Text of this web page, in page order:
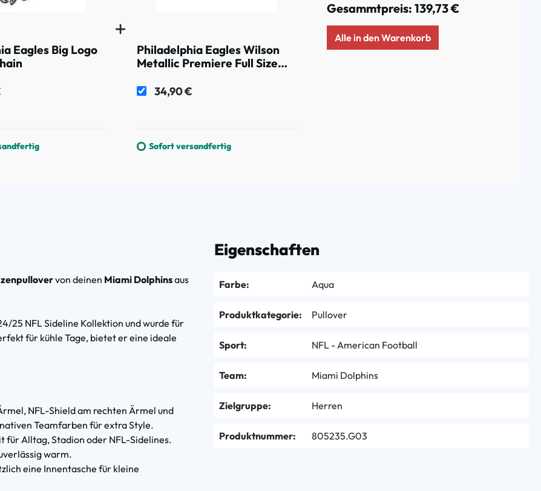
Eagles Big Logo
Philadelphia Eagles Wilson
Metallic Premiere Full Size
34,90 €
Sofort versandfertig
Gesammtpreis:139,73 €
Alle in den Warenkorb
von deinen Miami Dolphinsaus
25 NFL Sideline Kollektion und wurde für
für kühle Tage, bietet er eine ideale
NFL-Shield am rechten Ärmel und
Teamfarben für extra Style.
Alltag, Stadion oder NFL-Sidelines.
warm.
eine Innentasche für kleine
Eigenschaften
Farbe: Aqua
Produktkategorie: Pullover
Sport: NFL - American Football
Team: Miami Dolphins
Zielgruppe: Herren
Produktnummer: 805235.G03